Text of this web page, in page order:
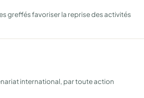
greffés favoriser la reprise des activités
international, par toute action